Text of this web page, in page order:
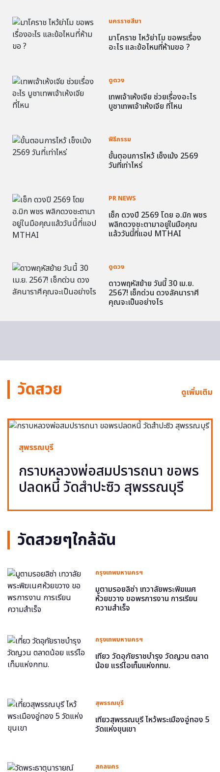
นครราชสีมา
มาโคราช ไหว้ย่าโม ขอพรเรื่อง
อะไร และข้อไหนที่ห้ามขอ ?
ดูดวง
เทพเจ้าเห้งเจีย ช่วยเรื่องอะไร
บูชาเทพเจ้าเห้งเจีย ที่ไหน
พิธีกรรม
ขั้นตอนการไหว้ เช็งเม้ง 2569
วันที่เท่าไหร่
PR NEWS
เช็ก ดวงปี 2569 โดย อ.มิก พชร
พลิกดวงชะตามาอยู่ในมือคุณ
แล้ววันนี้ที่แอป MTHAI
ดูดวง
ดาวพฤหัสย้าย วันนี้ 30 เม.ย.
2567! เช็กด่วน ดวงลัคนาราศี
คุณจะเป็นอย่างไร
วัดสวย ดูเพิ่มเติม
สุพรรณบุรี
กราบหลวงพ่อสมปรารถนา ขอพร
ปลดหนี้ วัดสำปะซิว สุพรรณบุรี
วัดสวยๆใกล้ฉัน
กรุงเทพมหานครฯ
มูตามรอยลิซ่า เทวาลัยพระพิฆเนศ
ห้วยขวาง ขอพรการงาน การเรียน
ความสำเร็จ
กรุงเทพมหานครฯ
เที่ยว วัดอุภัยราชบำรุง วัดญวน ตลาด
น้อย แรร์ไอเท็มแห่งกทม.
สุพรรณบุรี
เที่ยวสุพรรณบุรี ไหว้พระเมืองอู่ทอง 5
วัดแห่งขุนเขา
สกลนคร